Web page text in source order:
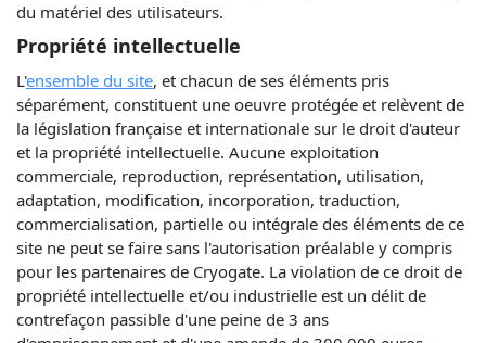
du matériel des utilisateurs.
Propriété intellectuelle
L'ensemble du site, et chacun de ses éléments pris
séparément, constituent une oeuvre protégée et relèvent de
la législation française et internationale sur le droit d'auteur
et la propriété intellectuelle. Aucune exploitation
commerciale, reproduction, représentation, utilisation,
adaptation, modification, incorporation, traduction,
commercialisation, partielle ou intégrale des éléments de ce
site ne peut se faire sans l'autorisation préalable y compris
pour les partenaires de Cryogate. La violation de ce droit de
propriété intellectuelle et/ou industrielle est un délit de
contrefaçon passible d'une peine de 3 ans